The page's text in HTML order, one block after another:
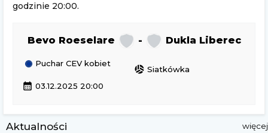
godzinie 20:00.
Bevo Roeselare - Dukla Liberec
Puchar CEV kobiet
sports_volleyball Siatkówka
calendar_month 03.12.2025 20:00
Aktualności więcej